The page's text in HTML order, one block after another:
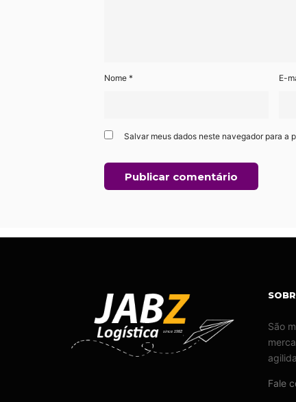
Nome * E-
Salvar meus dados neste navegador para a
São
Fale